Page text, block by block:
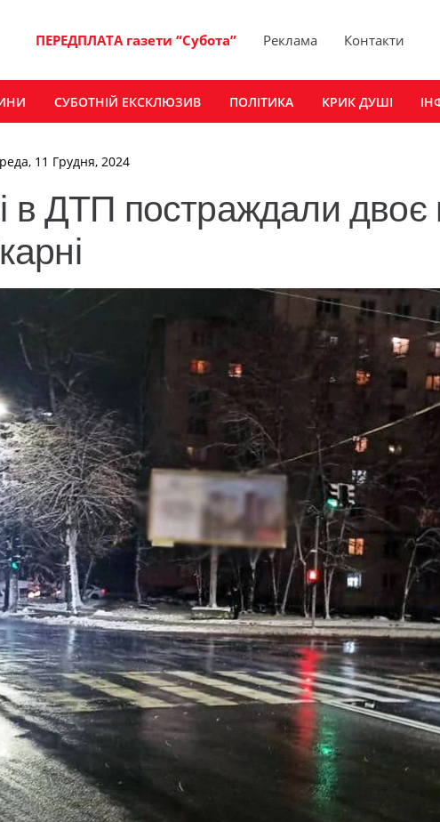
ПЕРЕДПЛАТА газети “Субота” Реклама Контакти
СУБОТНІЙ ЕКСКЛЮЗИВ ПОЛІТИКА КРИК ДУШІ
11 Грудня, 2024
ДТП постраждали двоє